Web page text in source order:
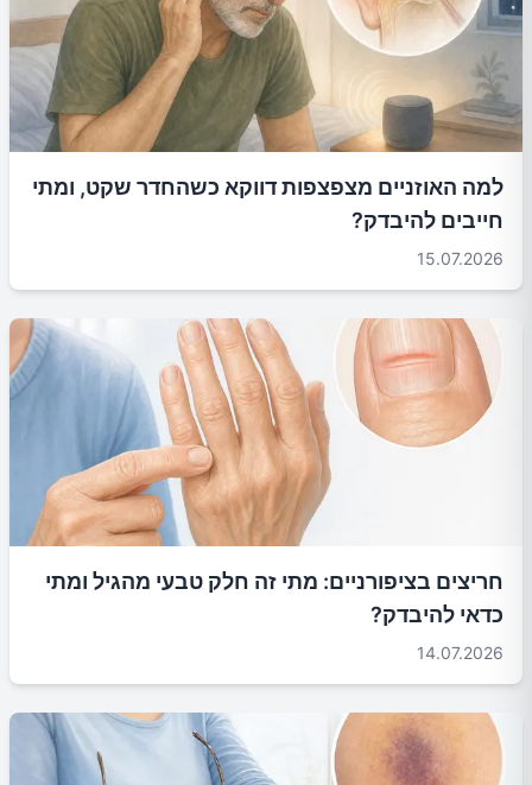
למה האוזניים מצפצפות דווקא כשהחדר שקט, ומתי
חייבים להיבדק?
15.07.2026
חריצים בציפורניים: מתי זה חלק טבעי מהגיל ומתי
כדאי להיבדק?
14.07.2026